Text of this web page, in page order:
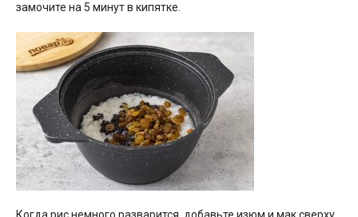
замочите на 5 минут в кипятке.